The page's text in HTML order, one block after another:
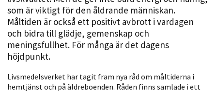
som är viktigt för den åldrande människan.
Måltiden är också ett positivt avbrott i vardagen
och bidra till glädje, gemenskap och
meningsfullhet. För många är det dagens
höjdpunkt.
Livsmedelsverket har tagit fram nya råd om måltiderna i
hemtjänst och på äldreboenden. Råden finns samlade i ett
Nödvändiga
går inte att
välja bort. De